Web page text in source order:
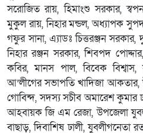
সরোজিত রায়, হিমাংশু সরকার,
মুকুল রায়, নিহার মন্ডল, অধ্যাপক
গফুর সানা, এ্যাডঃ চিত্তরঞ্জন সরকার,
নিহার রঞ্জন সরকার, শিবপদ
কবির, মানস পাল, বিবেক
আ’লীগের সভাপতি খাদিজা
গোবিন্দ, সদস্য সচীব অমারেশ কুমার
আহবায়ক জি এম রেজা, উপজেলা
বাছাড়, দিবাশিষ ঢালী, যুবলীগনেতা